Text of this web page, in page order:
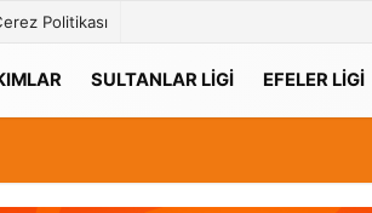
Politikası
SULTANLAR LIGI EFELER LIGI